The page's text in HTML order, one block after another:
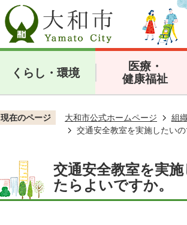
くらし・環境
医療・
健康福祉
現在のページ 大和市公式ホームページ 組
交通安全教室を実施したい
交通安全教室を実
たらよいですか。